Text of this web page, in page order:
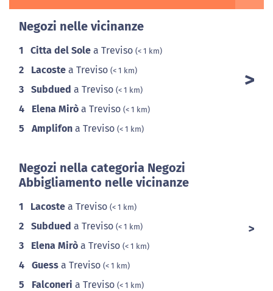
Negozi nelle vicinanze
1 Citta del Sole a Treviso (< 1 km)
2 Lacoste a Treviso (< 1 km)
3 Subdued a Treviso (< 1 km)
4 Elena Mirò a Treviso (< 1 km)
5 Amplifon a Treviso (< 1 km)
Negozi nella categoria Negozi
Abbigliamento nelle vicinanze
1 Lacoste a Treviso (< 1 km)
2 Subdued a Treviso (< 1 km)
3 Elena Mirò a Treviso (< 1 km)
4 Guess a Treviso (< 1 km)
5 Falconeri a Treviso (< 1 km)